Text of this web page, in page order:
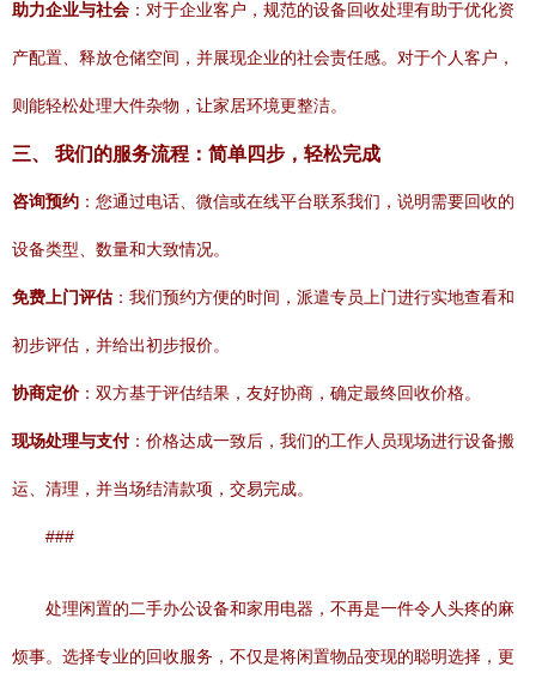
助力企业与社会 ：对于企业客户，规范的设备回收处理有助于优化资
产配置、释放仓储空间，并展现企业的社会责任感。对于个人客户，
则能轻松处理大件杂物，让家居环境更整洁。
三、 我们的服务流程：简单四步，轻松完成
咨询预约 ：您通过电话、微信或在线平台联系我们，说明需要回收的
设备类型、数量和大致情况。
免费上门评估：我们预约方便的时间，派遣专员上门进行实地查看和
初步评估，并给出初步报价。
协商定价：双方基于评估结果，友好协商，确定最终回收价格。
现场处理与支付：价格达成一致后，我们的工作人员现场进行设备搬
运、清理，并当场结清款项，交易完成。
###
处理闲置的二手办公设备和家用电器，不再是一件令人头疼的麻
烦事。选择专业的回收服务，不仅是将闲置物品变现的聪明选择，更